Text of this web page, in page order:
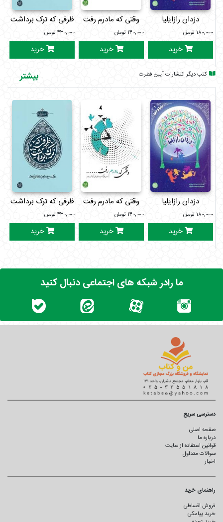
دزدان رازایلیا
۱۸۰,۰۰۰ تومان
خرید
وقتی که مادرم رفت
۱۴۰,۰۰۰ تومان
خرید
ظرفی که ترک برداشت
۴۳۰,۰۰۰ تومان
خرید
کتب دیگر انتشارات آیین فطرت بیشتر
دزدان رازایلیا
۱۸۰,۰۰۰ تومان
خرید
وقتی که مادرم رفت
۱۴۰,۰۰۰ تومان
خرید
ظرفی که ترک برداشت
۴۳۰,۰۰۰ تومان
خرید
ما رادر شبکه های اجتماعی دنبال کنید
دسترسی سریع
صفحه اصلی
درباره ما
قوانین استفاده از سایت
سوالات متداول
اخبار
راهنمای خرید
فروش اقساطی
خرید پیامکی